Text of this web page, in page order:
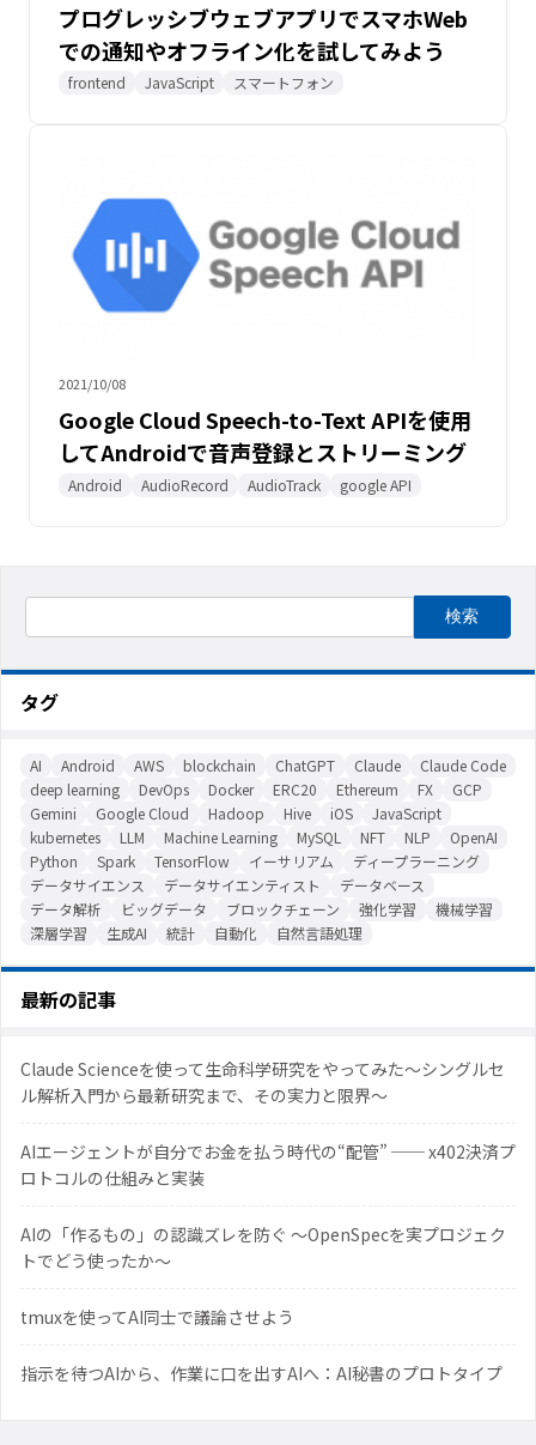
プログレッシブウェブアプリでスマホWeb
での通知やオフライン化を試してみよう
frontend JavaScript スマートフォン
2021/10/08
Google Cloud Speech-to-Text APIを使用
してAndroidで音声登録とストリーミング
音声認識してみた
Android AudioRecord AudioTrack google API
タグ
AI Android AWS blockchain ChatGPT Claude
Claude Code
deep learning
DevOps Docker ERC20 Ethereum FX
GCP
Gemini
Google Cloud Hadoop Hive iOS
JavaScript
kubernetes
LLM Machine Learning MySQL NFT NLP
OpenAI
Python
Spark TensorFlow イーサリアム
ディープラーニング
データサイエンス
データサイエンティスト
データベース
データ解析
ビッグデータ ブロックチェーン 強化学習
機械学習
深層学習
生成AI 統計 自動化 自然言語処理
最新の記事
Claude Scienceを使って生命科学研究をやってみた〜シングルセ
ル解析入門から最新研究まで、その実力と限界〜
AIエージェントが自分でお金を払う時代の“配管” ── x402決済プ
ロトコルの仕組みと実装
AIの「作るもの」の認識ズレを防ぐ 〜OpenSpecを実プロジェク
トでどう使ったか〜
tmuxを使ってAI同士で議論させよう
指示を待つAIから、作業に口を出すAIへ：AI秘書のプロトタイプ